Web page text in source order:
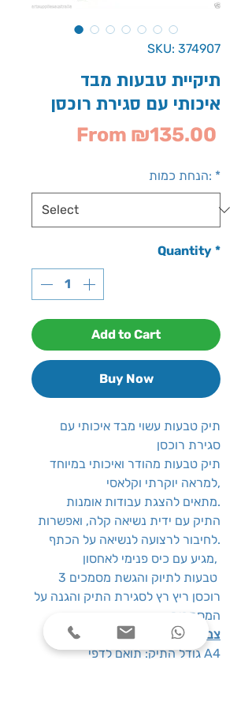
SKU: 374907
תיקיית טבעות מבד
איכותי עם סגירת רוכסן
From ₪135.00
הנחת כמות: *
Quantity *
Add to Cart
Buy Now
תיק טבעות עשוי מבד איכותי עם
סגירת רוכסן
תיק טבעות מהודר ואיכותי במיוחד
למראה יוקרתי וקלאסי,
מתאים להצגת עבודות אומנות.
התיק עם ידית נשיאה קלה, ואפשרות
לחיבור לרצועה לנשיאה על הכתף.
מגיע עם כיס פנימי לאחסון,
רוכסן ריץ רץ לסגירת התיק והגנה על
המסמכים
צבעים
: שחור עם פס לבן
גודל התיק: תואם לדפי A4